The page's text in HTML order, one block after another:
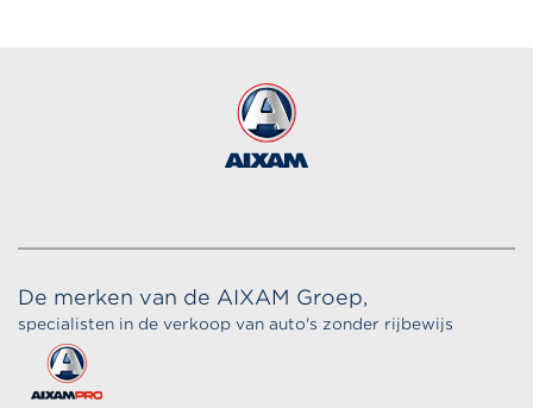
De merken van de AIXAM Groep,
specialisten in de verkoop van auto's zonder rijbewijs